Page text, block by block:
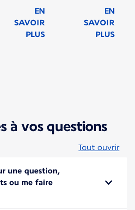
EN
SAVOIR
PLUS
EN
SAVOIR
PLUS
à vos questions
Tout ouvrir
une question,
ou me faire